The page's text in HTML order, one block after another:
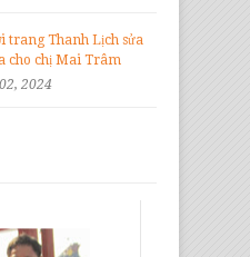
trang Thanh Lịch sửa
cho chị Mai Trâm
2024